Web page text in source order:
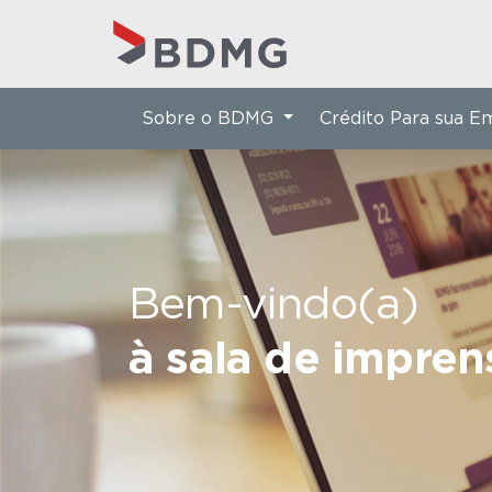
Bem-vindo(a)
à sala de
Sobre o BDMG Crédito Para sua